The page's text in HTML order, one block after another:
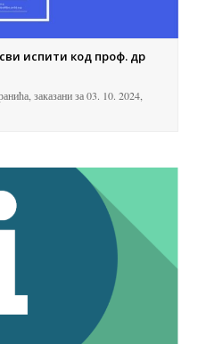
испити код проф. др
заказани за 03. 10. 2024,